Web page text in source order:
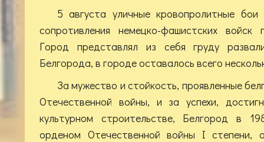
5 августа уличные кровопролитные
сопротивления немецко-фашистских
Город представлял из себя груду
Белгорода, в городе оставалось всего
За мужество и стойкость, проявленные
Отечественной войны, и за успехи,
культурном строительстве, Белгород в
орденом Отечественной войны I